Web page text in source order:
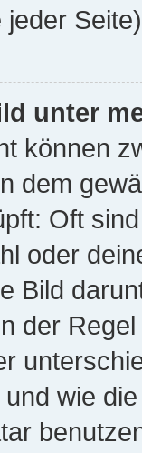
jeder
unter
können
dem
Oft
oder
Bild
der
wie